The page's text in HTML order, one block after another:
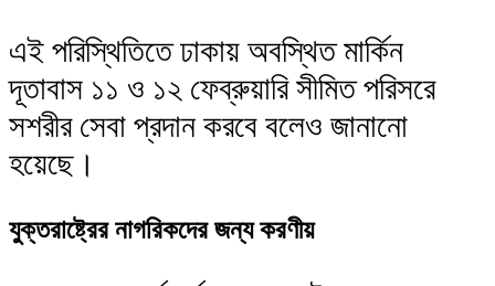
এই পরিস্থিতিতে ঢাকায় অবস্থিত মার্কিন
দূতাবাস ১১ ও ১২ ফেব্রুয়ারি সীমিত পরিসরে
সশরীর সেবা প্রদান করবে বলেও জানানো
হয়েছে।
যুক্তরাষ্ট্রের নাগরিকদের জন্য করণীয়